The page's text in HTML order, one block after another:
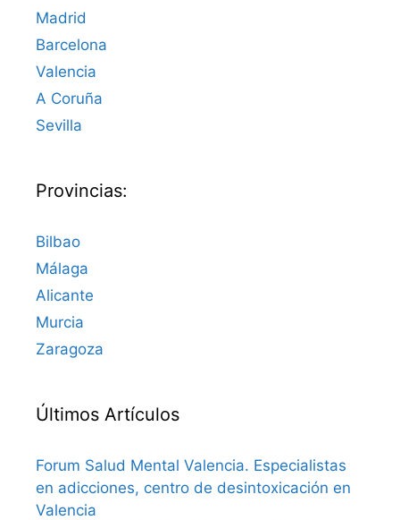
Madrid
Barcelona
Valencia
A Coruña
Sevilla
Provincias:
Bilbao
Málaga
Alicante
Murcia
Zaragoza
Últimos Artículos
Forum Salud Mental Valencia. Especialistas
en adicciones, centro de desintoxicación en
Valencia